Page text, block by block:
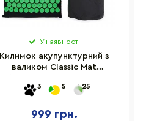
У наявності
Килимок акупунктурний з
валиком Classic Mat
XR-0110 Black/Green
3 5 25
999 грн.